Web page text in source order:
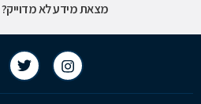
מצאת מידע לא מדוייק?